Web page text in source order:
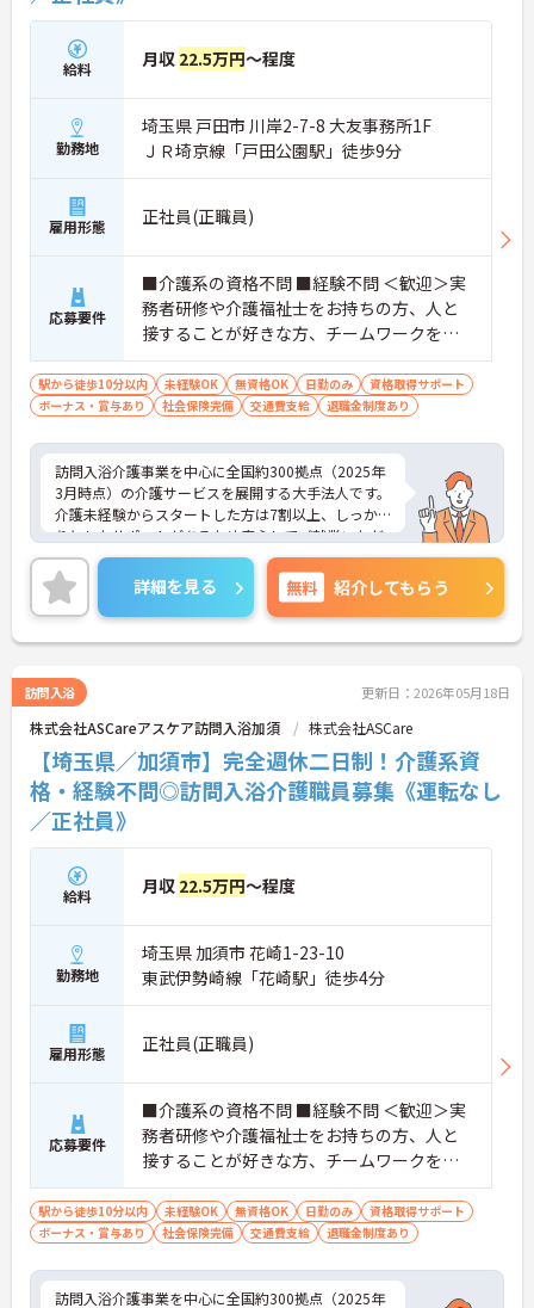
給料 月収 22.5万円～程度
勤務地
埼玉県 戸田市 川岸2-7-8 大友事務所1F
ＪＲ埼京線「戸田公園駅」徒歩9分
雇用形態 正社員(正職員)
応募要件
■介護系の資格不問 ■経験不問 ＜歓迎＞実
務者研修や介護福祉士をお持ちの方、人と
接することが好きな方、チームワークを重
視する人
駅から徒歩10分以内 未経験OK 無資格OK 日勤のみ
資格取得サポート
ボーナス・賞与あり
社会保険完備 交通費支給 退職金制度あり
訪問入浴介護事業を中心に全国約300拠点（2025年
3月時点）の介護サービスを展開する大手法人です。
介護未経験からスタートした方は7割以上、しっか
りとしたサポートがあるため安心してご就業いただ
けます。お風呂に入れなくて困っている方に、手を
差し伸べてあげられるとてもやりがいのあるお仕事
です。ご興味ある方には、面接対策ポイントなど、
さらに詳細をお話しいたしますのでお気軽にご相談
ください！
詳細を見る 無料 紹介してもらう
訪問入浴 更新日：2026年05月18日
株式会社ASCareアスケア訪問入浴加須 株式会社ASCare
【埼玉県／加須市】完全週休二日制！介護系資
格・経験不問◎訪問入浴介護職員募集《運転なし
／正社員》
給料 月収 22.5万円～程度
勤務地
埼玉県 加須市 花崎1-23-10
東武伊勢崎線「花崎駅」徒歩4分
雇用形態 正社員(正職員)
応募要件
■介護系の資格不問 ■経験不問 ＜歓迎＞実
務者研修や介護福祉士をお持ちの方、人と
接することが好きな方、チームワークを重
視する人
駅から徒歩10分以内 未経験OK 無資格OK 日勤のみ
資格取得サポート
ボーナス・賞与あり
社会保険完備 交通費支給 退職金制度あり
訪問入浴介護事業を中心に全国約300拠点（2025年